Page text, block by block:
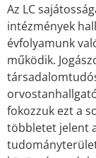
Az LC
intézmények
évfolyamunk
működik.
fokozzuk ezt a
többletet jelent